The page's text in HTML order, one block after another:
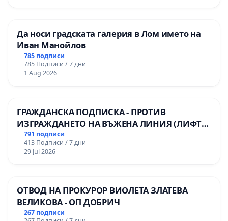
Да носи градската галерия в Лом името на
Иван Манойлов
785 подписи
785 Подписи / 7 дни
1 Aug 2026
ГРАЖДАНСКА ПОДПИСКА - ПРОТИВ
ИЗГРАЖДАНЕТО НА ВЪЖЕНА ЛИНИЯ (ЛИФТ)
НА ТЕРИТОРИЯТА НА ПРИРОДНА
ЗАБЕЛЕЖИТЕЛНОСТ „ХЪЛМ НА
ОСВОБОДИТЕЛИТЕ“ (БУНАРДЖИК)
791 подписи
413 Подписи / 7 дни
29 Jul 2026
ОТВОД НА ПРОКУРОР ВИОЛЕТА ЗЛАТЕВА
ВЕЛИКОВА - ОП ДОБРИЧ
267 подписи